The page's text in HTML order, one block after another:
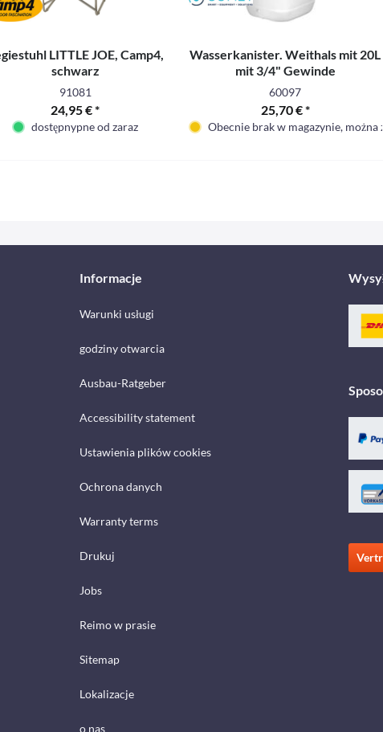
LITTLE JOE, Camp4,
schwarz
91081
24,95 € *
dostępnypne od zaraz
Wasserkanister. Weithals mit 20L
mit 3/4" Gewinde
60097
25,70 € *
Obecnie brak w magazynie, można
Informacje
Warunki usługi
godziny otwarcia
Ausbau-Ratgeber
Accessibility statement
Ustawienia plików cookies
Ochrona danych
Warranty terms
Drukuj
Jobs
Reimo w prasie
Sitemap
Lokalizacje
o nas